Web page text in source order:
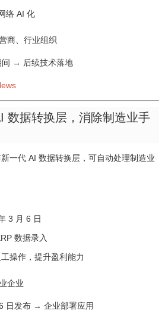
络 AI 化
商、行业组织
间 → 后续技术落地
数据转换层，消除制造业手
一代 AI 数据转换层，可自动处理制造业
3 月 6 日
数据录入
操作，提升盈利能力
企业
日发布 → 企业部署应用